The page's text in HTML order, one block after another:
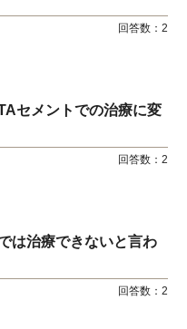
回答数： 2
セメントでの治療に変
回答数： 2
は治療できないと言わ
回答数： 2